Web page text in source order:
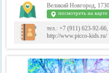
Великий Новгород,
посмотреть на карте
тел.: +7 (911) 623-92-
http://www.picco-kids.ru/